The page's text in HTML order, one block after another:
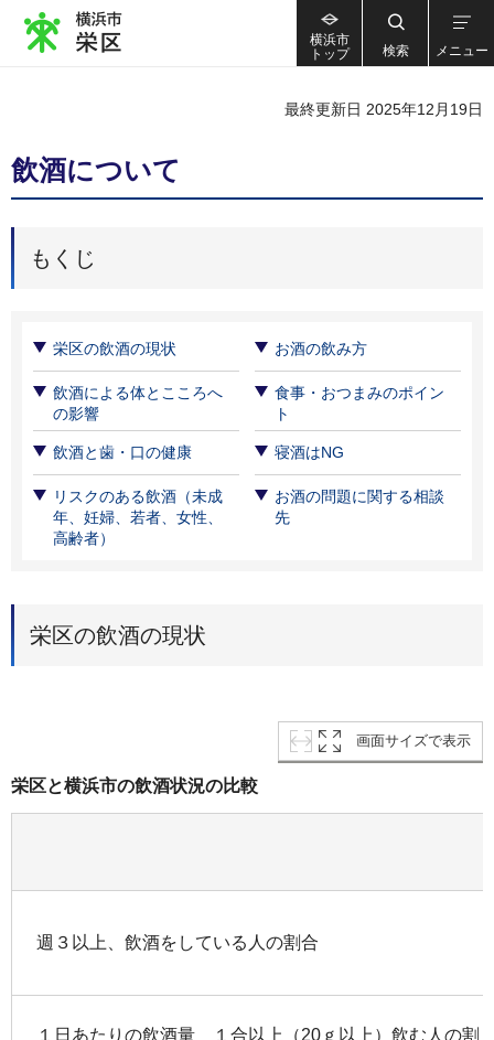
横浜市
トップ
検索 メニュー
最終更新日 2025年12月19日
飲酒について
もくじ
栄区の飲酒の現状 お酒の飲み方
飲酒による体とこころへ
の影響
食事・おつまみのポイン
ト
飲酒と歯・口の健康 寝酒はNG
リスクのある飲酒（未成
年、妊婦、若者、女性、
高齢者）
お酒の問題に関する相談
先
栄区の飲酒の現状
画面サイズで表示
栄区と横浜市の飲酒状況の比較
週３以上、飲酒をしている人の割合
１日あたりの飲酒量 １合以上（20ｇ以上）飲む人の割